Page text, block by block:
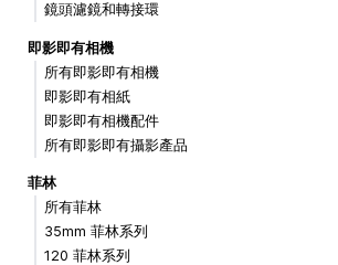
鏡頭濾鏡和轉接環
即影即有相機
所有即影即有相機
即影即有相紙
即影即有相機配件
所有即影即有攝影產品
菲林
所有菲林
35mm 菲林系列
120 菲林系列